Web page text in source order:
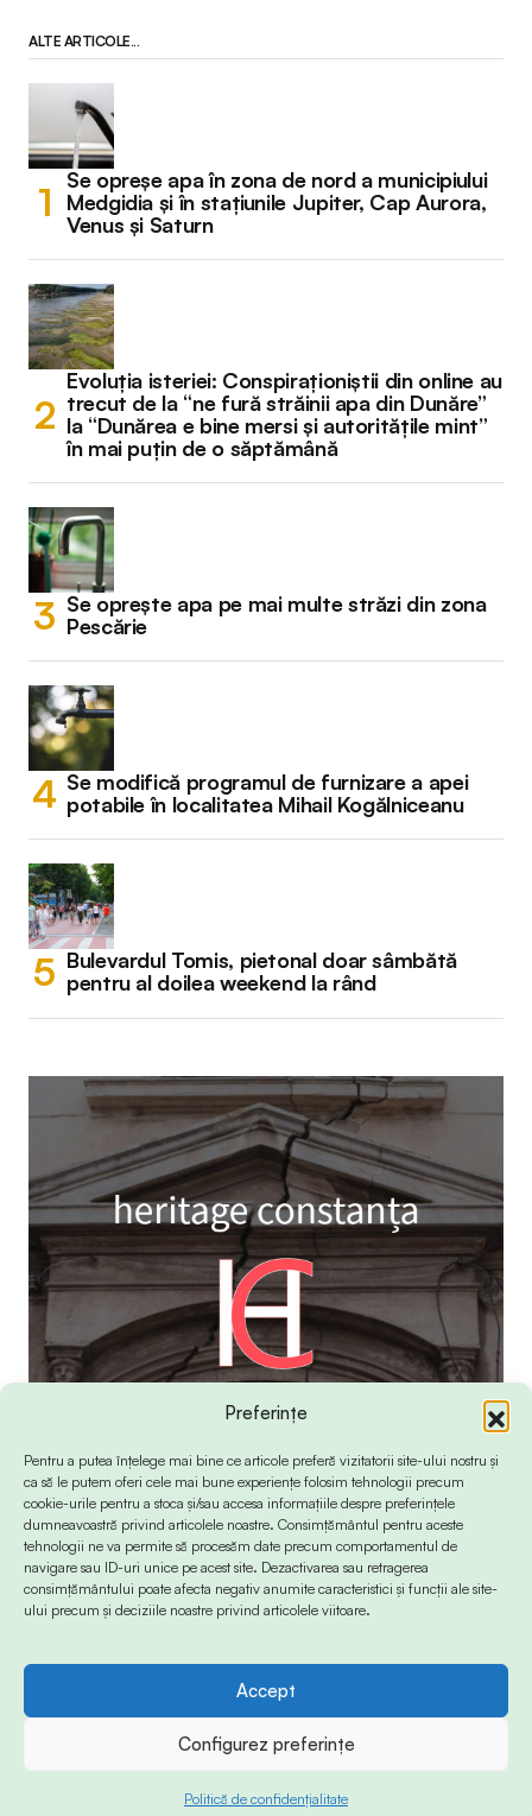
Preferințe
Pentru a putea înțelege mai bine ce articole preferă vizitatorii site-ului nostru și
ca să le putem oferi cele mai bune experiențe folosim tehnologii precum
cookie-urile pentru a stoca și/sau accesa informațiile despre preferințele
dumneavoastră privind articolele noastre. Consimțământul pentru aceste
tehnologii ne va permite să procesăm date precum comportamentul de
navigare sau ID-uri unice pe acest site. Dezactivarea sau retragerea
consimțământului poate afecta negativ anumite caracteristici și funcții ale site-
ului precum și deciziile noastre privind articolele viitoare.
Accept
Configurez preferințe
Politică de confidențialitate
ALTE ARTICOLE...
Se opreșe apa în zona de nord a municipiului
Medgidia și în stațiunile Jupiter, Cap Aurora,
Venus și Saturn
Evoluția isteriei: Conspiraționiștii din online au
trecut de la “ne fură străinii apa din Dunăre”
la “Dunărea e bine mersi și autoritățile mint”
în mai puțin de o săptămână
Se oprește apa pe mai multe străzi din zona
Pescărie
Se modifică programul de furnizare a apei
potabile în localitatea Mihail Kogălniceanu
Bulevardul Tomis, pietonal doar sâmbătă
pentru al doilea weekend la rând
© 2024 Info-Sud-Est. All Rights Reserved.